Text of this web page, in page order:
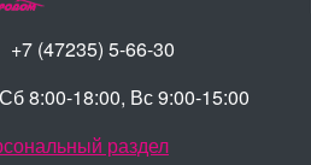
+7 (47235) 5-66-30
8:00-18:00, Вс 9:00-15:00
раздел